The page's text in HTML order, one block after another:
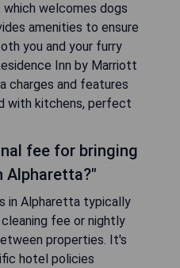
welcomes dogs
amenities to ensure
you and your furry
Inn by Marriott
charges and features
with kitchens, perfect
fee for bringing
Alpharetta?"
in Alpharetta typically
fee or nightly
properties. It's
hotel policies